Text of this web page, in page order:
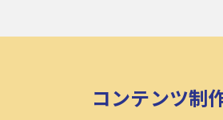
コンテンツ制